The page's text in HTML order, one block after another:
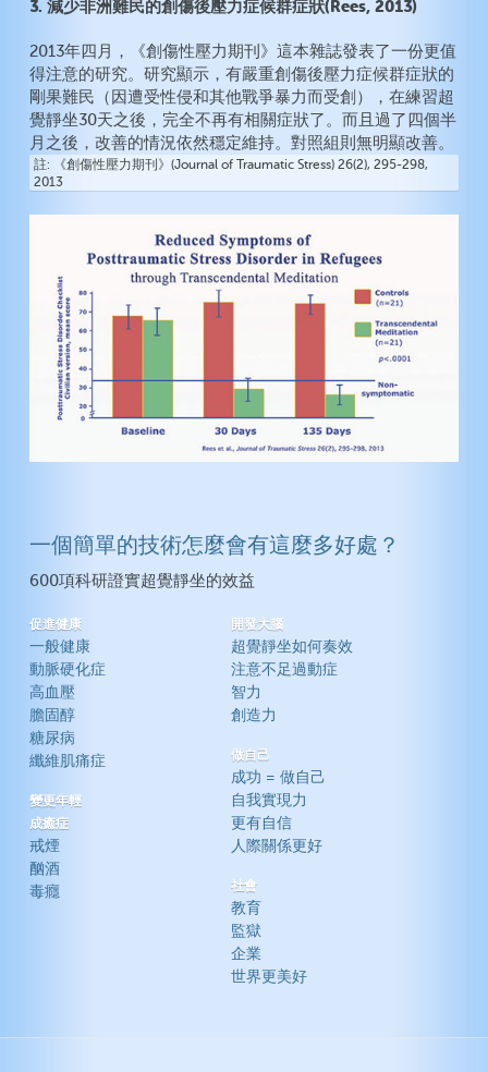
3. 減少非洲難民的創傷後壓力症候群症狀(Rees, 2013)
2013年四月，《創傷性壓力期刊》這本雜誌發表了一份更值
得注意的研究。研究顯示，有嚴重創傷後壓力症候群症狀的
剛果難民（因遭受性侵和其他戰爭暴力而受創），在練習超
覺靜坐30天之後，完全不再有相關症狀了。而且過了四個半
月之後，改善的情況依然穩定維持。對照組則無明顯改善。
註
《創傷性壓力期刊》(Journal of Traumatic Stress) 26(2), 295-298,
2013
一個簡單的技術怎麼會有這麼多好處？
600項科研證實超覺靜坐的效益
促進健康
一般健康
動脈硬化症
高血壓
膽固醇
糖尿病
纖維肌痛症
變更年輕
成癒症
戒煙
酗酒
毒癮
開發大腦
超覺靜坐如何奏效
注意不足過動症
智力
創造力
做自己
成功 = 做自己
自我實現力
更有自信
人際關係更好
社會
教育
監獄
企業
世界更美好